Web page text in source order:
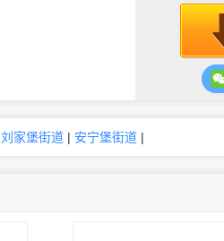
刘家堡街道 | 安宁堡街道 |